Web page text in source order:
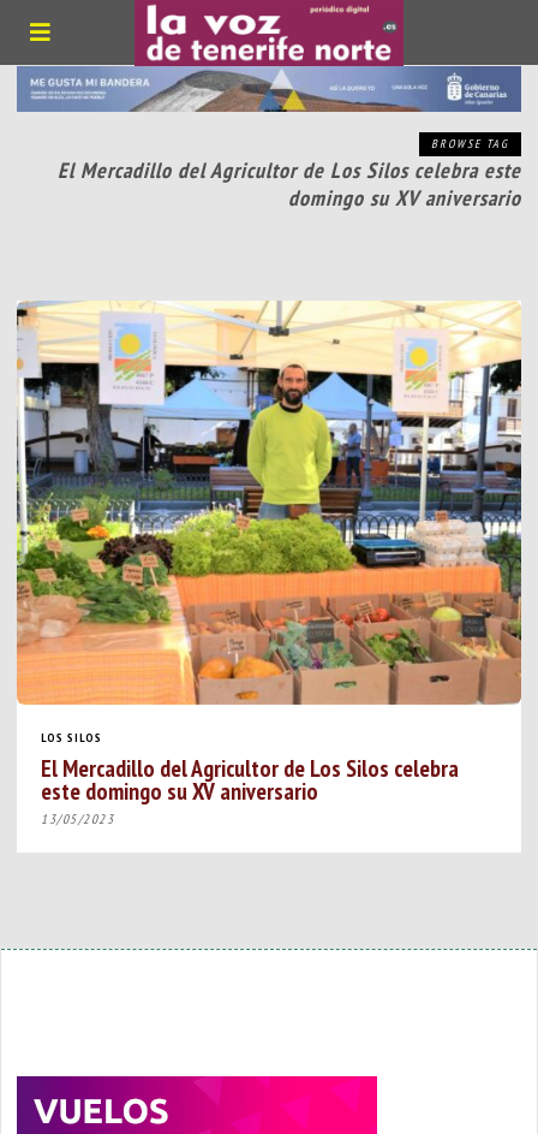
BROWSE TAG
El Mercadillo del Agricultor de Los Silos celebra este
domingo su XV aniversario
LOS SILOS
El Mercadillo del Agricultor de Los Silos celebra
este domingo su XV aniversario
13/05/2023